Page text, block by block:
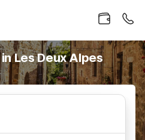
Les Deux Alpes